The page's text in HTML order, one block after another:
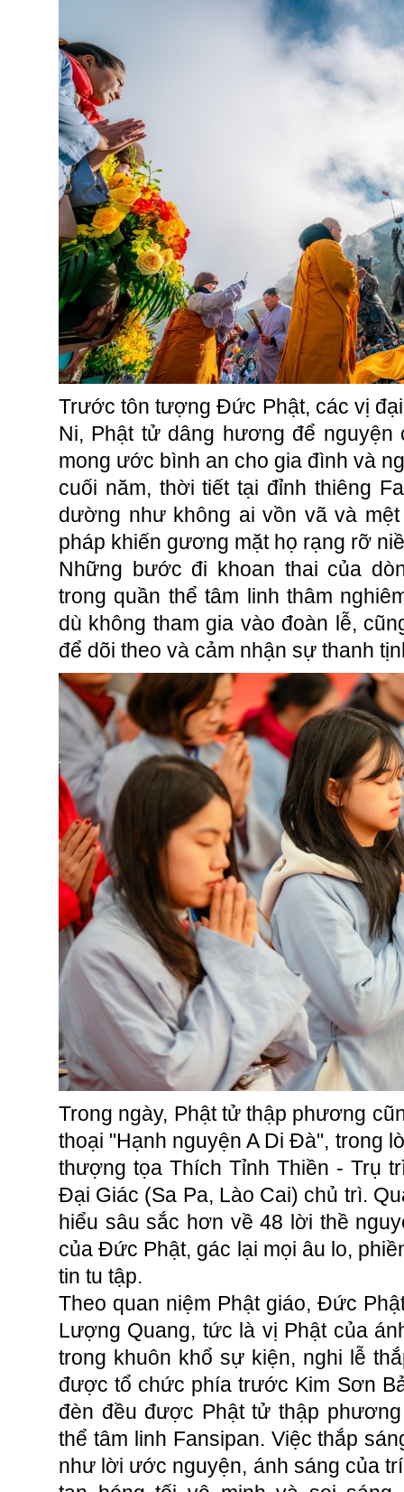
Trước tôn tượng Đức Phật, các vị
Ni, Phật tử dâng hương để nguyện
mong ước bình an cho gia đình và
cuối năm, thời tiết tại đỉnh thiêng
dường như không ai vồn vã và
pháp khiến gương mặt họ rạng rỡ
Những bước đi khoan thai của
trong quần thể tâm linh thâm
dù không tham gia vào đoàn lễ,
để dõi theo và cảm nhận sự thanh
Trong ngày, Phật tử thập phương
thoại "Hạnh nguyện A Di Đà", trong
thượng tọa Thích Tỉnh Thiền - Trụ
Đại Giác (Sa Pa, Lào Cai) chủ trì.
hiểu sâu sắc hơn về 48 lời thề
của Đức Phật, gác lại mọi âu lo,
tin tu tập.
Theo quan niệm Phật giáo, Đức
Lượng Quang, tức là vị Phật của
trong khuôn khổ sự kiện, nghi lễ
được tổ chức phía trước Kim Sơn
đèn đều được Phật tử thập
thể tâm linh Fansipan. Việc thắp
như lời ước nguyện, ánh sáng của